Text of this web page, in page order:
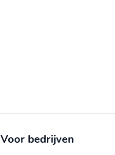
Voor bedrijven